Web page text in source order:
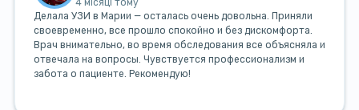
4 місяці тому
Делала УЗИ в Марии — осталась очень довольна. Приняли
своевременно, все прошло спокойно и без дискомфорта.
Врач внимательно, во время обследования все объясняла и
отвечала на вопросы. Чувствуется профессионализм и
забота о пациенте. Рекомендую!